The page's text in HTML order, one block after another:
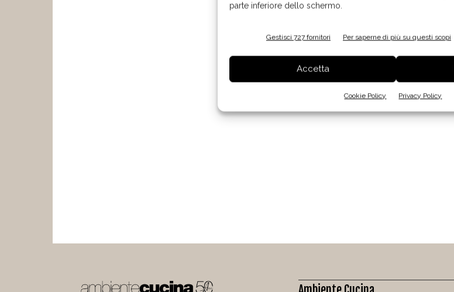
parte inferiore dello schermo.
Gestisci 727 fornitori Per saperne di più su questi scopi
Accetta
Cookie Policy Privacy Policy